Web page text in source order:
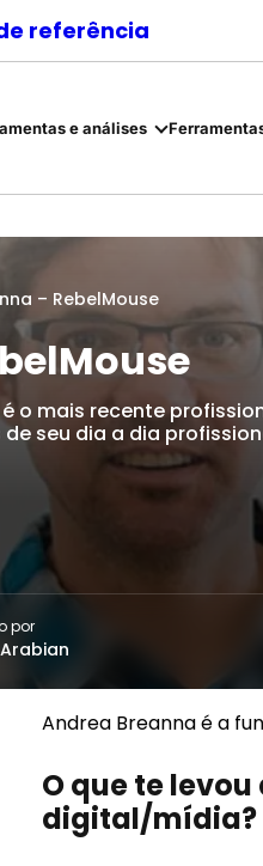
referência
e análises
– RebelMouse
é o mais recente
seu dia a dia
por
Andrea Breanna é a
O que te
digital/mídia?